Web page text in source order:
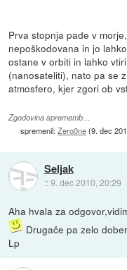
Prva stopnja pade v
nepoškodovana in jo
ostane v orbiti in lahko
(nanosateliti), nato pa se
atmosfero, kjer zgori ob
Zgodovina sprememb…
spremenil:Zero0ne(9. dec
Seljak
::9. dec 2010, 20:29
Aha hvala za
Drugače pa zelo
Lp